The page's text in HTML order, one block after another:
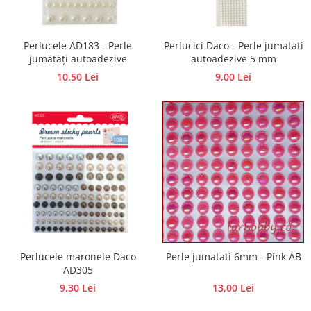
Hartie craft
Carton/Hartie efecte speciale
Carton/Hartie Scrapbooking
Carton/Hartie unicolor
Hartie dantelata
Hartie matase
Hartie origami
Hartie reciclata/manuala
Plicuri
Carton
Rame, albume, notesuri
Forme/Figurine carton
Panglici, snururi, sarma
Perlucele AD183 - Perle
jumătăți autoadezive
10,50 Lei
Perlucici Daco - Perle jumatati
autoadezive 5 mm
9,00 Lei
Perlucele maronele Daco
AD305
9,30 Lei
Perle jumatati 6mm - Pink AB
13,00 Lei